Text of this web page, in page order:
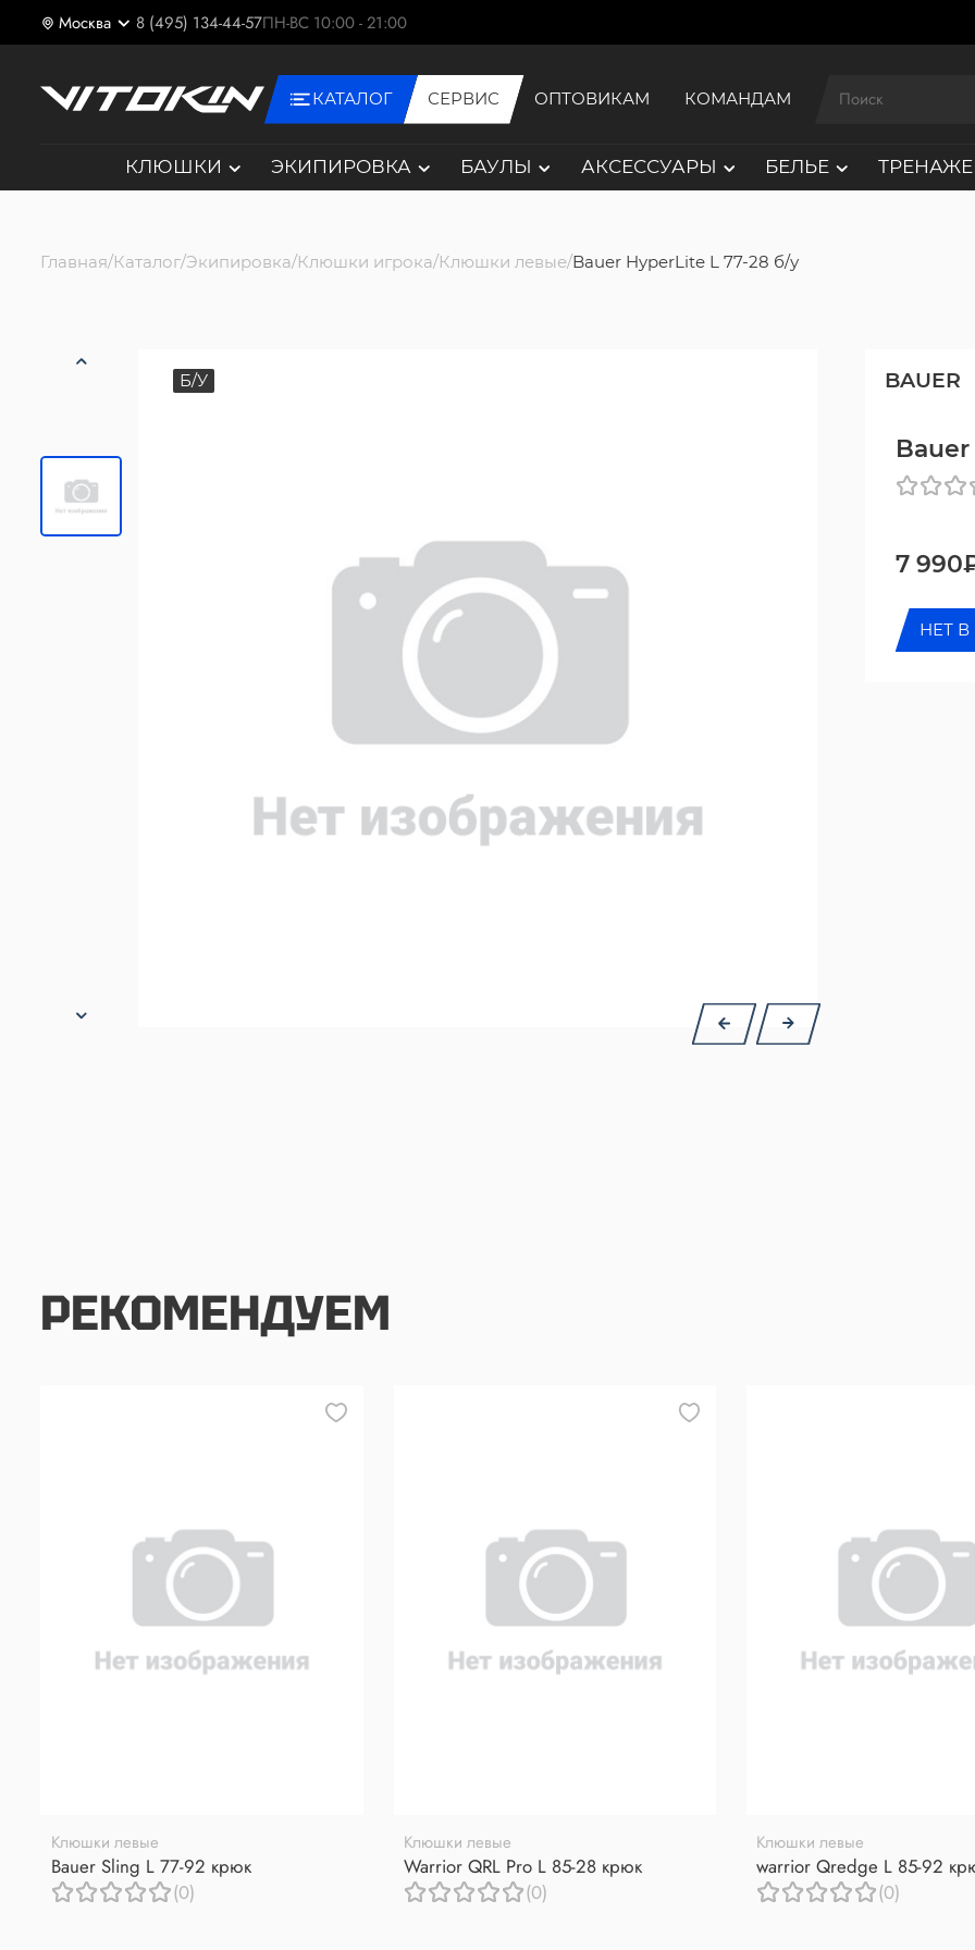
Москва 8 (495) 134-44-57ПН-ВС 10:00 - 21:00
КАТАЛОГ СЕРВИС ОПТОВИКАМ КОМАНДАМ
КЛЮШКИ ЭКИПИРОВКА БАУЛЫ АКСЕССУАРЫ БЕЛЬЕ
Главная Каталог Экипировка Клюшки игрока Клюшки левые Bauer HyperLite L 77-28 б/у
Б/У BAUER
7
НЕТ
РЕКОМЕНДУЕМ
Клюшки левые
Bauer Sling L 77-92 крюк
(0)
Клюшки левые
Warrior QRL Pro L 85-28 крюк
(0)
Клюшки левые
warrior Qredge L 85-92
(0)